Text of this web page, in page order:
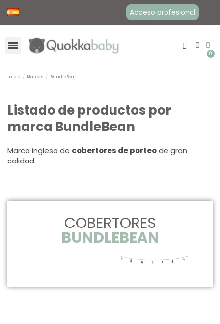
Acceso profesional
Inicio Marcas BundleBean
Listado de productos por
marca BundleBean
Marca inglesa de cobertores de porteode gran
calidad.
COBERTORES
BUNDLEBEAN